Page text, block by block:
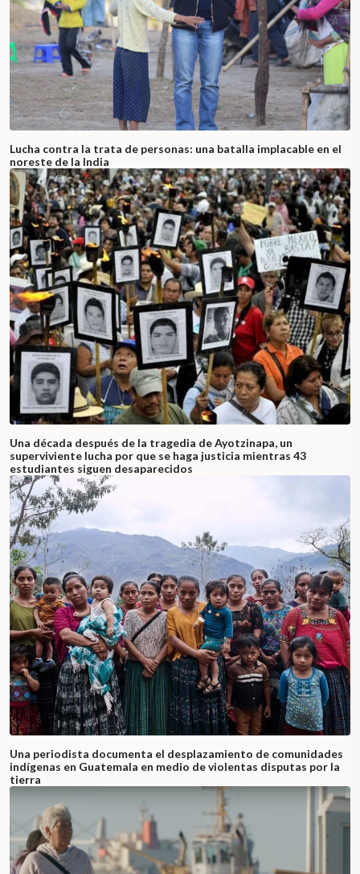
Lucha contra la trata de personas: una batalla implacable en el
noreste de la India
Una década después de la tragedia de Ayotzinapa, un
superviviente lucha por que se haga justicia mientras 43
estudiantes siguen desaparecidos
Una periodista documenta el desplazamiento de comunidades
indígenas en Guatemala en medio de violentas disputas por la
tierra